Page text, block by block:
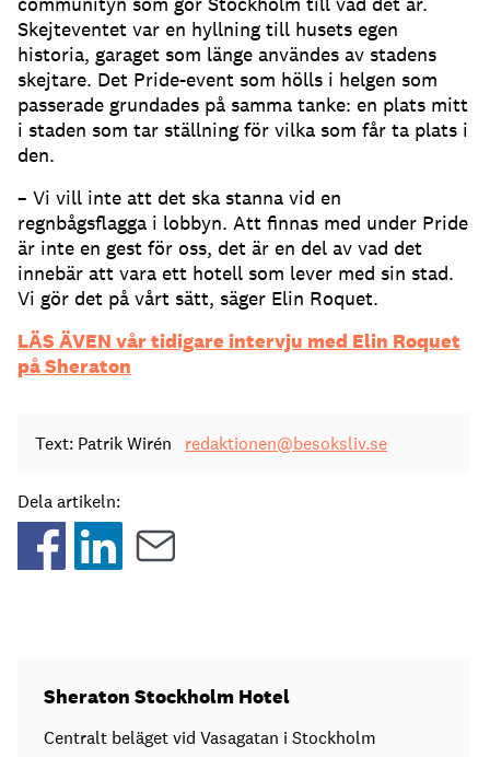
Skejteventet var en hyllning till husets egen
historia, garaget som länge användes av stadens
skejtare. Det Pride-event som hölls i helgen som
passerade grundades på samma tanke: en plats mitt
i staden som tar ställning för vilka som får ta plats i
den.
– Vi vill inte att det ska stanna vid en
regnbågsflagga i lobbyn. Att finnas med under Pride
är inte en gest för oss, det är en del av vad det
innebär att vara ett hotell som lever med sin stad.
Vi gör det på vårt sätt, säger Elin Roquet.
LÄS ÄVEN vår tidigare intervju med Elin Roquet
på Sheraton
Text: Patrik Wirén redaktionen@besoksliv.se
Dela artikeln:
Sheraton Stockholm Hotel
Centralt beläget vid Vasagatan i Stockholm